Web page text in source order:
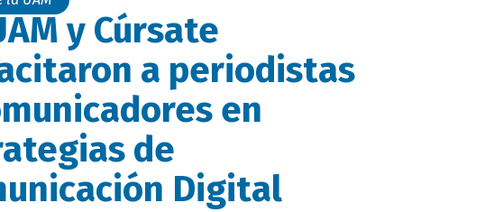
y Cúrsate
a periodistas
en
de
Digital